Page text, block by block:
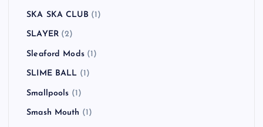
SKA SKA CLUB (1)
SLAYER(2)
Sleaford Mods(1)
SLIME BALL (1)
Smallpools (1)
Smash Mouth (1)